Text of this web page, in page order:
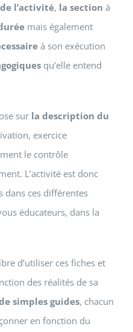
l’activité, la section à
mais également
à son exécution
qu’elle entend
sur la description du
exercice
le contrôle
L’activité est donc
dans ces différentes
éducateurs, dans la
d’utiliser ces fiches et
des réalités de sa
simples guides, chacun
en fonction du